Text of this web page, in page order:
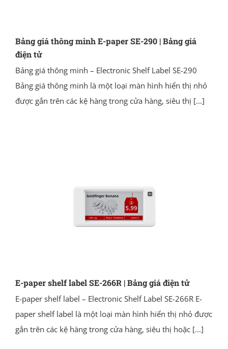
Bảng giá thông minh E-paper SE-290 | Bảng giá
điện tử
Bảng giá thông minh – Electronic Shelf Label SE-290
Bảng giá thông minh là một loại màn hình hiển thị nhỏ
được gắn trên các kệ hàng trong cửa hàng, siêu thị [...]
E-paper shelf label SE-266R | Bảng giá điện tử
E-paper shelf label – Electronic Shelf Label SE-266R E-
paper shelf label là một loại màn hình hiển thị nhỏ được
gắn trên các kệ hàng trong cửa hàng, siêu thị hoặc[...]